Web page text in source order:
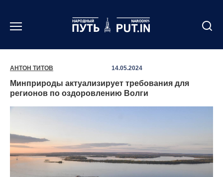
содержанию
АНТОН ТИТОВ 14.05.2024
Минприроды актуализирует требования для
регионов по оздоровлению Волги